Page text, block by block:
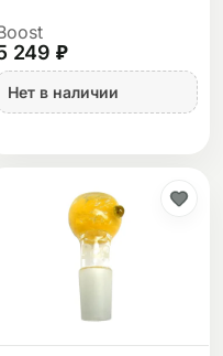
249 ₽
Нет в наличии